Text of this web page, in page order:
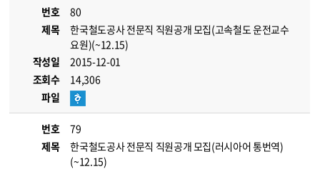
번호
80
제목
한국철도공사 전문직 직원공개 모집(고속철도 운전교수
요원)(~12.15)
작성일
2015-12-01
조회수
14,306
파일
번호
79
제목
한국철도공사 전문직 직원공개 모집(러시아어 통번역)
(~12.15)